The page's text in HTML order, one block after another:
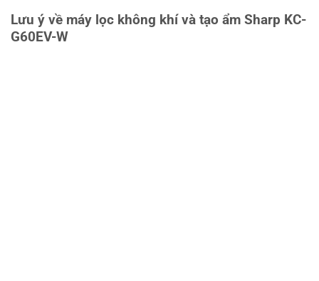
Lưu ý về máy lọc không khí và tạo ẩm Sharp KC-
G60EV-W